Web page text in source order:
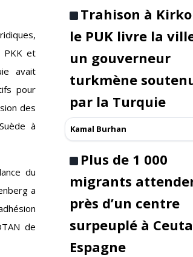
PKK et
avait
pour
des
à
du
a
de
Trahison à
le PUK livre la
un gouverneur
turkmène
par la Turquie
Kamal Burhan
Plus de 1 000
migrants
près d’un centre
surpeuplé à
Espagne